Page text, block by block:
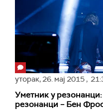
уторак,26. мај 2015 ,
Уметник у
резонанци – Бен